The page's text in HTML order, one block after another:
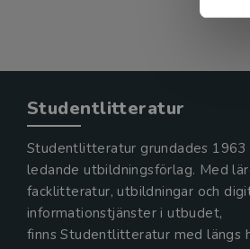
Studentlitteratur
Studentlitteratur grundades 1963
ledande utbildningsförlag. Med
facklitteratur, utbildningar och
informationstjänster i utbudet,
finns Studentlitteratur med längs